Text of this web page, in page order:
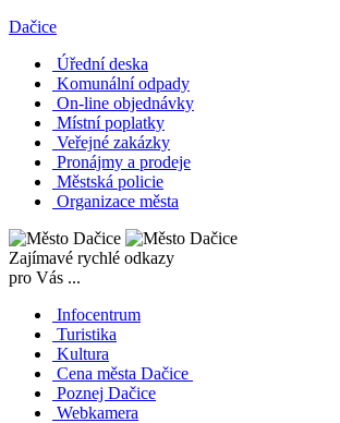
Dačice
Úřední deska
Komunální odpady
On-line objednávky
Místní poplatky
Veřejné zakázky
Pronájmy a prodeje
Městská policie
Organizace města
Zajímavé rychlé odkazy
pro Vás ...
Infocentrum
Turistika
Kultura
Cena města Dačice
Poznej Dačice
Webkamera